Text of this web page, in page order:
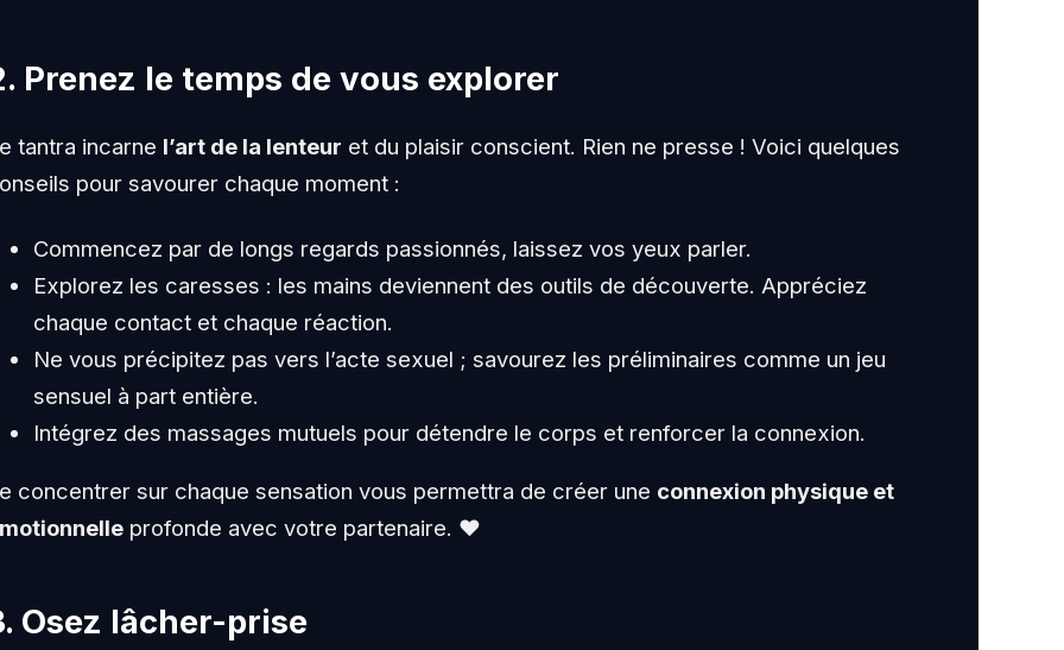
Prenez le temps de vous explorer
tantra incarne l’art de la lenteur et du plaisir conscient. Rien ne presse ! Voici quelques
pour savourer chaque moment :
Commencez par de longs regards passionnés, laissez vos yeux parler.
Explorez les caresses : les mains deviennent des outils de découverte. Appréciez
chaque contact et chaque réaction.
Ne vous précipitez pas vers l’acte sexuel ; savourez les préliminaires comme un jeu
sensuel à part entière.
Intégrez des massages mutuels pour détendre le corps et renforcer la connexion.
concentrer sur chaque sensation vous permettra de créer une connexion physique et
profonde avec votre partenaire. ❤️
Osez lâcher-prise